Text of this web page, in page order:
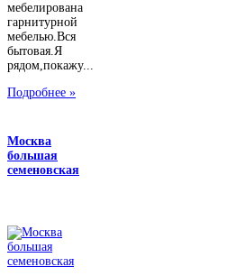
мебелирована
гарнитурной
мебелью.Вся
бытовая.Я
рядом,покажу...
Подробнее »
Москва
большая
семеновская